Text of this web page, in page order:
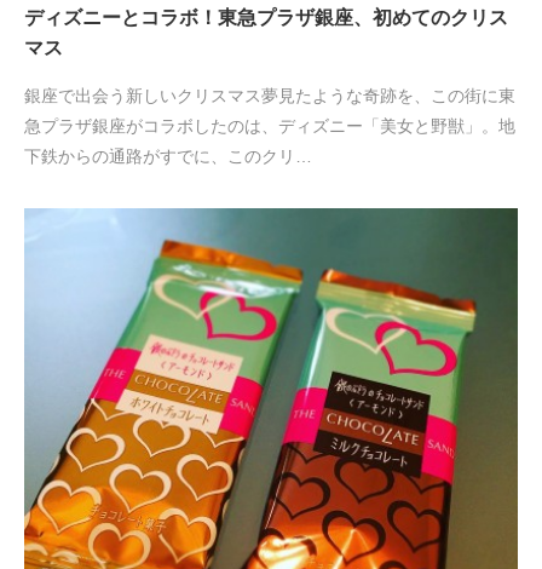
ディズニーとコラボ！東急プラザ銀座、初めてのクリス
マス
銀座で出会う新しいクリスマス夢見たような奇跡を、この街に東
急プラザ銀座がコラボしたのは、ディズニー「美女と野獣」。地
下鉄からの通路がすでに、このクリ…